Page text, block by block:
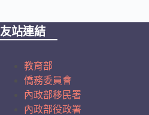
友站連結
教育部
僑務委員會
內政部移民署
內政部役政署